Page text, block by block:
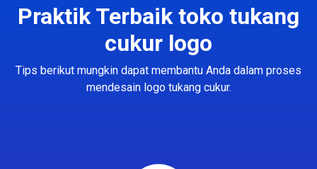
Praktik Terbaik toko tukang
cukur logo
Tips berikut mungkin dapat membantu Anda dalam proses
mendesain logo tukang cukur.